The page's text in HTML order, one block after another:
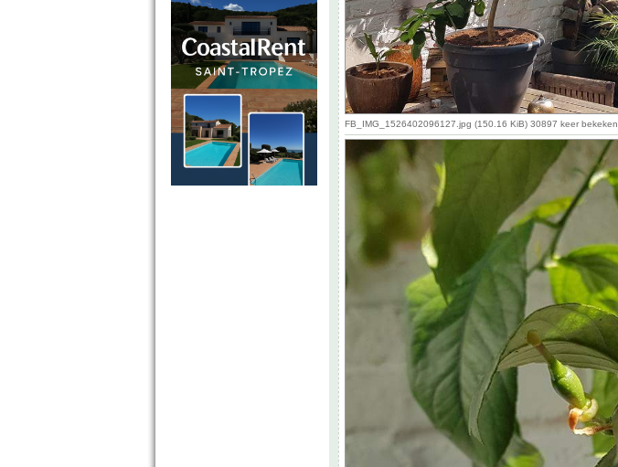
FB_IMG_1526402096127.jpg (150.16 KiB) 30897 keer bekeken